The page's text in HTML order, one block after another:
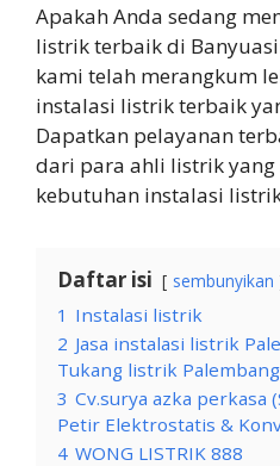
Apakah Anda sedang
listrik terbaik di
kami telah merangkum
instalasi listrik terbaik
Dapatkan pelayanan
dari para ahli listrik
kebutuhan instalasi
Daftar isi sembunyikan
1 Instalasi listrik
2 Jasa instalasi listrik
Tukang listrik Palembang
3 Cv.surya azka perkasa
Petir Elektrostatis &
4 WONG LISTRIK 888